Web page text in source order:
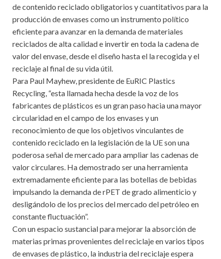
de contenido reciclado obligatorios y cuantitativos para la
producción de envases como un instrumento político
eficiente para avanzar en la demanda de materiales
reciclados de alta calidad e invertir en toda la cadena de
valor del envase, desde el diseño hasta el la recogida y el
reciclaje al final de su vida útil.
Para Paul Mayhew, presidente de EuRIC Plastics
Recycling, “esta llamada hecha desde la voz de los
fabricantes de plásticos es un gran paso hacia una mayor
circularidad en el campo de los envases y un
reconocimiento de que los objetivos vinculantes de
contenido reciclado en la legislación de la UE son una
poderosa señal de mercado para ampliar las cadenas de
valor circulares. Ha demostrado ser una herramienta
extremadamente eficiente para las botellas de bebidas
impulsando la demanda de rPET de grado alimenticio y
desligándolo de los precios del mercado del petróleo en
constante fluctuación”.
Con un espacio sustancial para mejorar la absorción de
materias primas provenientes del reciclaje en varios tipos
de envases de plástico, la industria del reciclaje espera